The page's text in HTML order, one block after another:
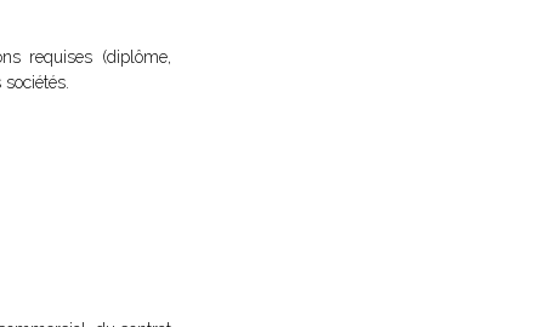
requises (diplôme,